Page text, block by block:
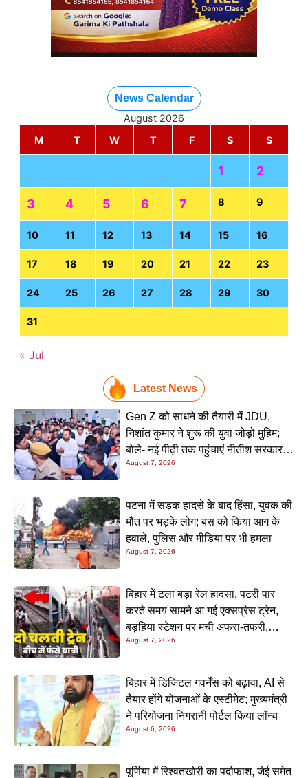
News Calendar
August 2026
M
T W T F S S
1 2
3 4 5 6 7 8 9
10 11 12 13 14 15 16
17 18 19 20 21 22 23
24 25 26 27 28 29 30
31
« Jul
Latest News
Gen Z को साधने की तैयारी में JDU,
निशांत कुमार ने शुरू की युवा जोड़ो मुहिम;
बोले- नई पीढ़ी तक पहुंचाएं नीतीश सरकार के
20 सालों के काम
August 7, 2026
पटना में सड़क हादसे के बाद हिंसा, युवक की
मौत पर भड़के लोग; बस को किया आग के
हवाले, पुलिस और मीडिया पर भी हमला
August 7, 2026
बिहार में टला बड़ा रेल हादसा, पटरी पार
करते समय सामने आ गई एक्सप्रेस ट्रेन,
बड़हिया स्टेशन पर मची अफरा-तफरी,
यात्रियों की लापरवाही आई सामने
August 7, 2026
बिहार में डिजिटल गवर्नेंस को बढ़ावा, AI से
तैयार होंगे योजनाओं के एस्टीमेट; मुख्यमंत्री
ने परियोजना निगरानी पोर्टल किया लॉन्च
August 6, 2026
पूर्णिया में रिश्वतखोरी का पर्दाफाश, जेई समेत